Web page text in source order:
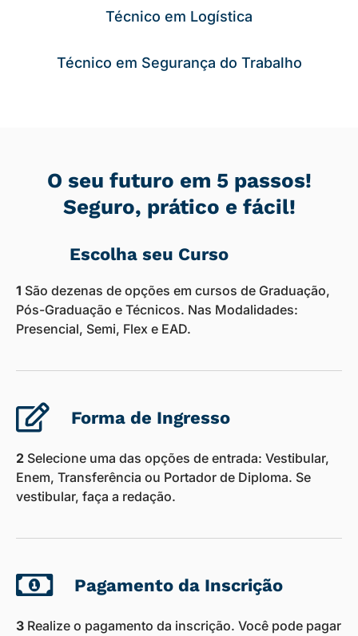
Técnico em Logística
Técnico em Segurança do Trabalho
O seu futuro em 5 passos!
Seguro, prático e fácil!
Escolha seu Curso
1 São dezenas de opções em cursos de Graduação,
Pós-Graduação e Técnicos. Nas Modalidades:
Presencial, Semi, Flex e EAD.
Forma de Ingresso
2 Selecione uma das opções de entrada: Vestibular,
Enem, Transferência ou Portador de Diploma. Se
vestibular, faça a redação.
Pagamento da Inscrição
3 Realize o pagamento da inscrição. Você pode pagar